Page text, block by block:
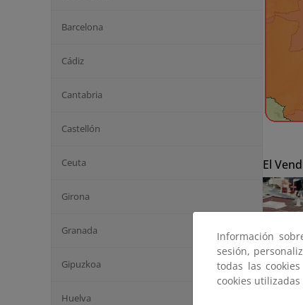
Barcelona
Cádiz
Cantabria
Castellón
Ceuta
Girona
Granada
Gipuzkoa
Huelva
El
Información
sesión,
todas las
cookies